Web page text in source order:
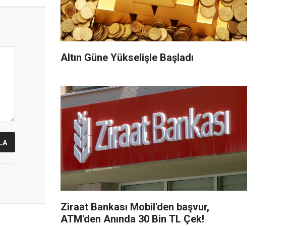
Altın Güne Yükselişle Başladı
Ziraat Bankası Mobil'den başvur,
ATM'den Anında 30 Bin TL Çek!